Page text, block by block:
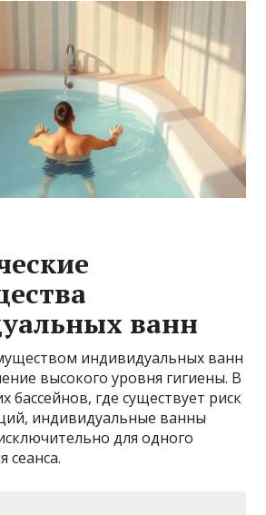
ванн
индивидуальных ванн
высокого уровня гигиены. В
бассейнов, где существует риск
индивидуальные ванны
для одного
сеанса.